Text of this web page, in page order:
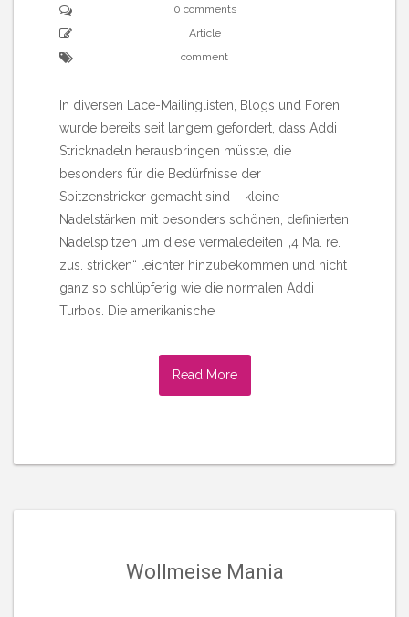
0 comments
Article
comment
In diversen Lace-Mailinglisten, Blogs und Foren
wurde bereits seit langem gefordert, dass Addi
Stricknadeln herausbringen müsste, die
besonders für die Bedürfnisse der
Spitzenstricker gemacht sind – kleine
Nadelstärken mit besonders schönen, definierten
Nadelspitzen um diese vermaledeiten „4 Ma. re.
zus. stricken“ leichter hinzubekommen und nicht
ganz so schlüpferig wie die normalen Addi
Turbos. Die amerikanische
Read More
Wollmeise Mania